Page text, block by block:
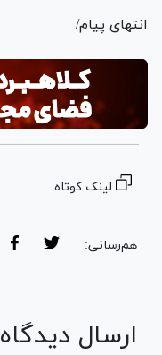
انتهای پیام/
لینک کوتاه
هم‌رسانی:
ارسال دیدگاه